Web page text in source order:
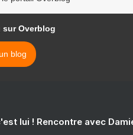
sur Overblog
blog
lui ! Rencontre avec